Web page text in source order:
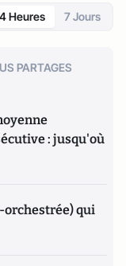
Heures 7 Jours
PARTAGES
: jusqu'où
qui